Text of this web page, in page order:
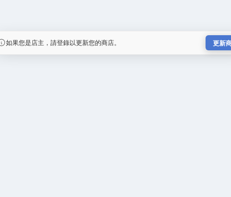
如果您是店主，請登錄以更新您的商店。 更新